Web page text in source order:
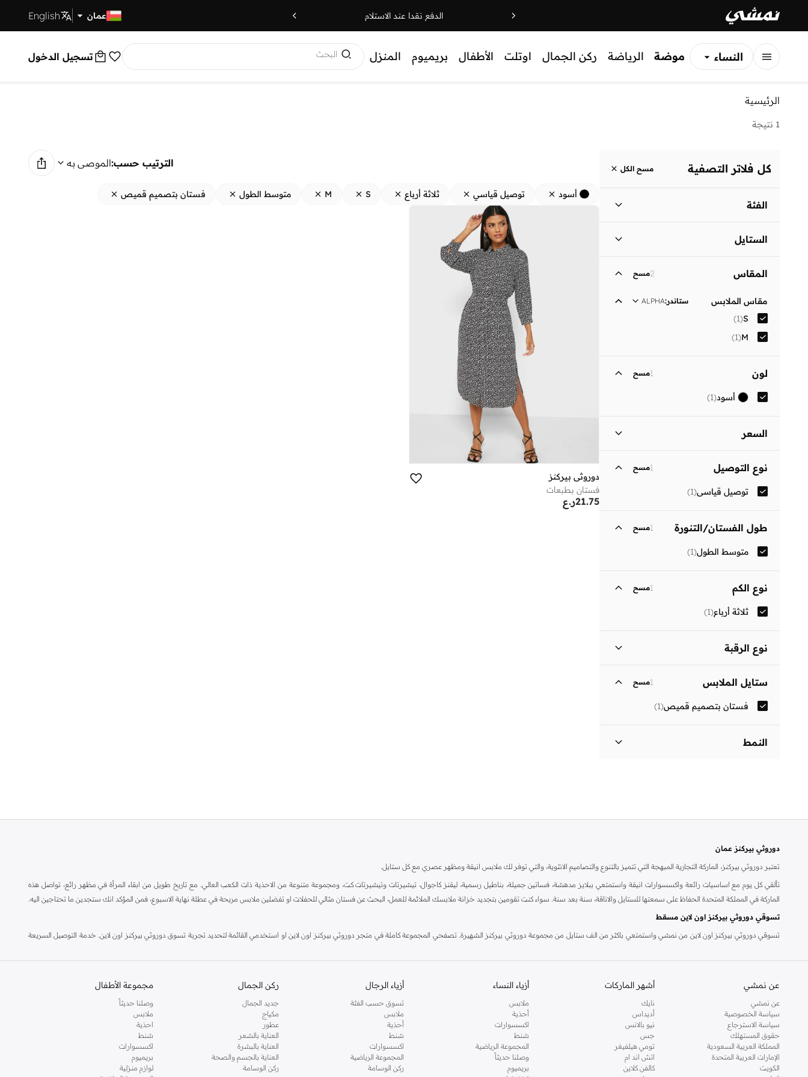
الدفع نقدا عند الاستلام عمان English
النساء
موضة الرياضة ركن الجمال اوتلت الأطفال بريميوم المنزل البحث تسجيل الدخول
الرئيسية
1 نتيجة
كل فلاتر التصفية مسح الكل
الفئة
نساء
الستايل
المقاس 2مسح
مقاس الملابس ستاندر:
ALPHA
S
(
1
)
M
(
1
)
لون 1مسح
أسود(
1
)
السعر
ر.ع
انطلق
نوع التوصيل 1مسح
توصيل قياسي(
1
)
طول الفستان/التنورة 1مسح
متوسط الطول(
1
)
نوع الكم 1مسح
ثلاثة أرباع(
1
)
نوع الرقبة
ستايل الملابس 1مسح
فستان بتصميم قميص(
1
)
النمط
الترتيب حسب:الموصى به
أسود توصيل قياسي ثلاثة أرباع S
M متوسط الطول فستان بتصميم قميص
دوروثي بيركنز
فستان بطبعات
ر.ع21.75
دوروثي بيركنز عمان
تعتبر دوروثي بيركنز، الماركة التجارية المبهجة التي تتميز بالتنوع والتصاميم الانثوية، والتي توفر لك ملابس انيقة ومظهر عصري مع كل ستايل.
تألقي كل يوم مع اساسيات رائعة واكسسوارات انيقة واستمتعي ببلايز مدهشة، فساتين جميلة، بناطيل رسمية، ليقنز كاجوال، تيشيرتات وتيشيرتات كت، ومجموعة متنوعة من الاحذية ذات الكعب العالي. مع تاريخ طويل من ابقاء المرأة في مظهر رائع، تواصل هذه
الماركة في المملكة المتحدة الحفاظ على سمعتها للستايل والاناقة، سنة بعد سنة. سواء كنت تقومين بتجديد خزانة ملابسك الملائمة للعمل، البحث عن فستان مثالي للحفلات او تفضلين ملابس مريحة في عطلة نهاية الاسبوع، فمن المؤكد انك ستجدين ما تحتاجين اليه.
تسوقي دوروثي بيركنز اون لاين مسقط
تسوقي دوروثي بيركنز اون لاين من نمشي واستمتعي باكثر من الف ستايل من مجموعة دوروثي بيركنز الشهيرة. تصفحي المجموعة كاملة في متجر دوروثي بيركنز اون لاين او استخدمي القائمة لتحديد تجربة تسوق دوروثي بيركنز اون لاين. خدمة التوصيل السريعة
عن نمشي
عن نمشي
سياسة الخصوصية
سياسة الاسترجاع
حقوق المستهلك
المملكة العربية السعودية
الإمارات العربية المتحدة
الكويت
أشهر الماركات
نايك
أديداس
نيو بالانس
جس
تومي هيلفيغر
اتش اند ام
كالفن كلاين
أزياء النساء
ملابس
أحذية
اكسسوارات
شنط
المجموعة الرياضية
وصلنا حديثاً
بريميوم
أزياء الرجال
تسوق حسب الفئة
ملابس
أحذية
شنط
اكسسوارات
المجموعة الرياضية
ركن الوسامة
ركن الجمال
جديد الجمال
مكياج
عطور
العناية بالشعر
العناية بالبشرة
العناية بالجسم والصحة
ركن الوسامة
مجموعة الأطفال
وصلنا حديثاً
ملابس
احذية
شنط
اكسسوارات
بريميوم
لوازم منزلية